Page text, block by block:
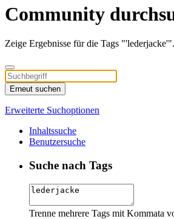
Community
Zeige Ergebnisse für die Tags "'lederjacke'".
Erneut suchen
Erweiterte Suchoptionen
Inhaltssuche
Benutzersuche
Suche nach Tags
Trenne mehrere Tags mit Kommata